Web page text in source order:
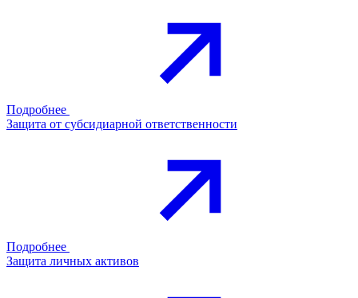
Подробнее
Защита от субсидиарной ответственности
Подробнее
Защита личных активов